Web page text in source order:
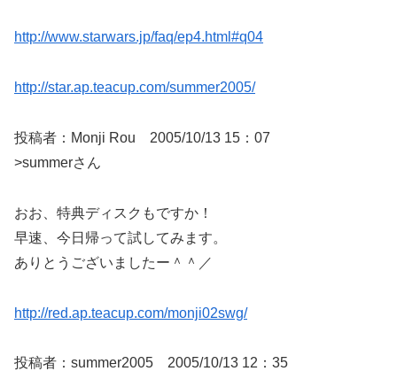
http://www.starwars.jp/faq/ep4.html#q04
http://star.ap.teacup.com/summer2005/
投稿者：Monji Rou 2005/10/13 15：07
>summerさん
おお、特典ディスクもですか！
早速、今日帰って試してみます。
ありとうございましたー＾＾／
http://red.ap.teacup.com/monji02swg/
投稿者：summer2005 2005/10/13 12：35